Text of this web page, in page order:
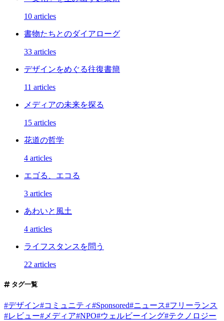
10 articles
書物たちとのダイアローグ
33 articles
デザインをめぐる往復書簡
11 articles
メディアの未来を探る
15 articles
花道の哲学
4 articles
エゴる、エコる
3 articles
あわいと風土
4 articles
ライフスタンスを問う
22 articles
タグ一覧
#デザイン#コミュニティ#Sponsored#ニュース#フリーランス
#レビュー# メディア#NPO#ウェルビーイング#テクノロジー